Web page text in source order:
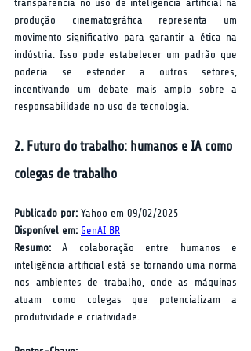
transparência no uso de inteligência artificial na
produção cinematográfica representa um
movimento significativo para garantir a ética na
indústria. Isso pode estabelecer um padrão que
poderia se estender a outros setores,
incentivando um debate mais amplo sobre a
responsabilidade no uso de tecnologia.
2. Futuro do trabalho: humanos e IA como
colegas de trabalho
Publicado por: Yahoo em 09/02/2025
Disponível em: GenAI BR
Resumo: A colaboração entre humanos e
inteligência artificial está se tornando uma norma
nos ambientes de trabalho, onde as máquinas
atuam como colegas que potencializam a
produtividade e criatividade.